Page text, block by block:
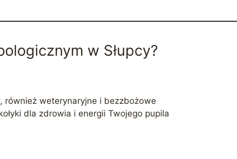
w Słupcy?
również weterynaryjne i bezzbożowe
dla zdrowia i energii Twojego pupila